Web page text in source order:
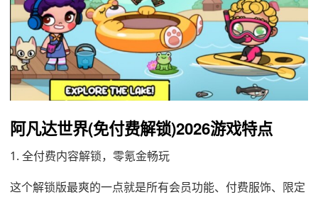
阿凡达世界(免付费解锁)2026游戏特点
1. 全付费内容解锁，零氪金畅玩
这个解锁版最爽的一点就是所有会员功能、付费服饰、限定